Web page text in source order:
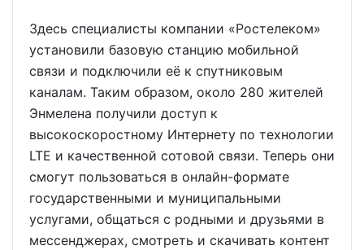
Здесь специалисты компании «Рос­телеком»
установили базовую станцию мобильной
связи и подключили её к спутниковым
каналам. Таким образом, около 280 жителей
Энмелена получили доступ к
высокоскоростному Интернету по технологии
LTE и качественной сотовой связи. Теперь они
смогут пользоваться в онлайн-формате
государственными и муниципальными
услугами, общаться с родными и друзьями в
мессенджерах, смотреть и скачивать контент